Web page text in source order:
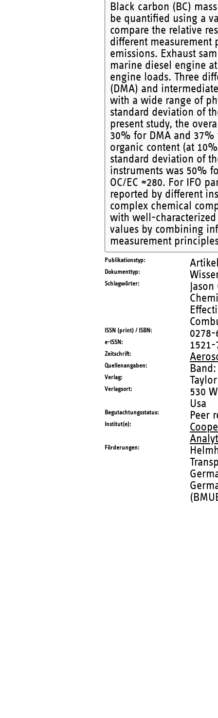
Black carbon (BC)
be quantified using a
compare the relative
different measurement
emissions. Exhaust
marine diesel engine
engine loads. Three
(DMA) and
with a wide range of
standard deviation of
present study, the
30% for DMA and
organic content (at
standard deviation of
instruments was 50%
OC/EC ≈280. For IFO
reported by different
complex chemical
with well-
values by combining
measurement
Publikationstyp
Dokumenttyp
Schlagwörter
ISSN (print) / ISBN 0278-
e-ISSN 1521-
Zeitschrift
Quellenangaben
Verlag
Verlagsort
530
Usa
Begutachtungsstatus Peer
Institut(e)
Förderungen